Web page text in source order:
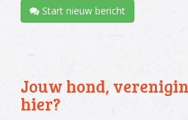
Start nieuw bericht
Jouw hond,
hier?